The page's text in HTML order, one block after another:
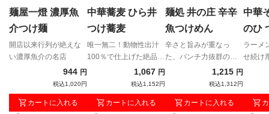
麺屋一燈 濃厚魚
介つけ麺
開店以来行列が絶えな
い濃厚魚介の名店
944 円
税込1,020円
カートに入れる
中華蕎麦 ひら井
つけ蕎麦
唯一無二！動物性出汁
100％で仕上げた絶品極
1,067 円
税込1,152円
カートに入れる
麺処 井の庄 辛辛
魚つけめん
辛さと旨みが重なっ
た、パンチ力抜群の辛
1,215 円
税込1,312円
カートに入れる
中華
のひ
ラーメ
せ続け